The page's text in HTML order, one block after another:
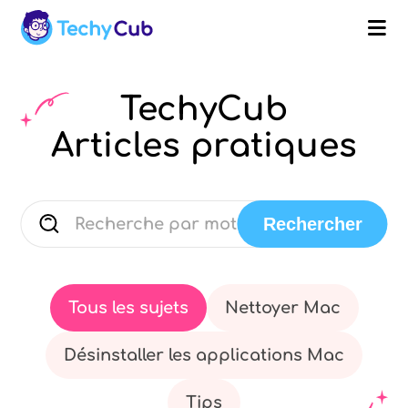
TechyCub
Articles pratiques
Rechercher
Tous les sujets Nettoyer Mac
Désinstaller les applications Mac
Tips